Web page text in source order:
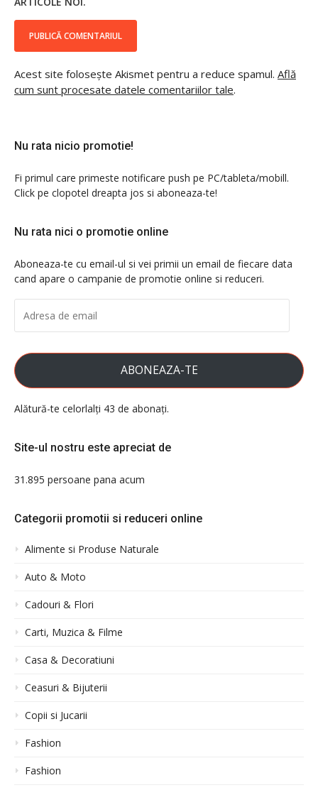
Acest site folosește Akismet pentru a reduce spamul. Află
cum sunt procesate datele comentariilor tale.
Nu rata nicio promotie!
Fi primul care primeste notificare push pe PC/tableta/mobill.
Click pe clopotel dreapta jos si aboneaza-te!
Nu rata nici o promotie online
Aboneaza-te cu email-ul si vei primii un email de fiecare data
cand apare o campanie de promotie online si reduceri.
DE
EMAIL
ABONEAZA-TE
Alătură-te celorlalți 43 de abonați.
Site-ul nostru este apreciat de
31.895 persoane pana acum
Categorii promotii si reduceri online
Alimente si Produse Naturale
Auto & Moto
Cadouri & Flori
Carti, Muzica & Filme
Casa & Decoratiuni
Ceasuri & Bijuterii
Copii si Jucarii
Fashion
Fashion